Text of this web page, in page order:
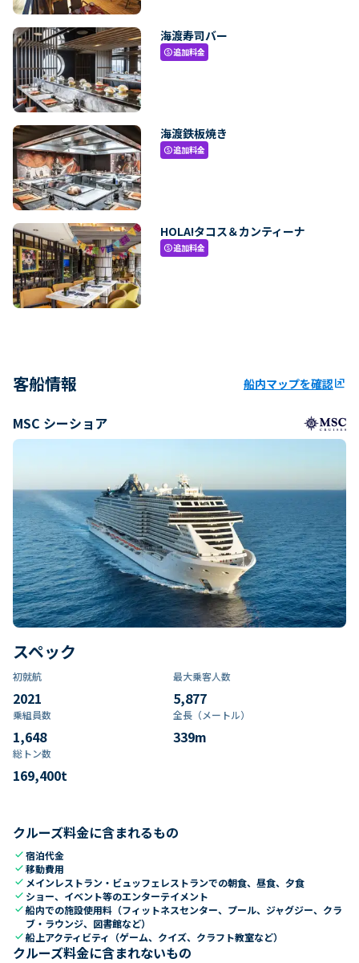
海渡寿司バー
paid追加料金
海渡鉄板焼き
paid追加料金
HOLA!タコス＆カンティーナ
paid追加料金
客船情報 船内マップを確認ungroup
MSC シーショア
スペック
初就航
2021
最大乗客人数
5,877
乗組員数​
1,648
全長（メートル）
339m
総トン数​
169,400t
クルーズ料金に含まれるもの
check宿泊代金
check移動費用
check メインレストラン・ビュッフェレストランでの朝食、昼食、夕食
check ショー、イベント等のエンターテイメント
check船内での施設使用料（フィットネスセンター、プール、ジャグジー、クラ
ブ・ラウンジ、図書館など）
check船上アクティビティ（ゲーム、クイズ、クラフト教室など）
クルーズ料金に含まれないもの